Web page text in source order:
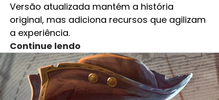
Versão atualizada mantém a história
original, mas adiciona recursos que agilizam
a experiência.
Continue lendo